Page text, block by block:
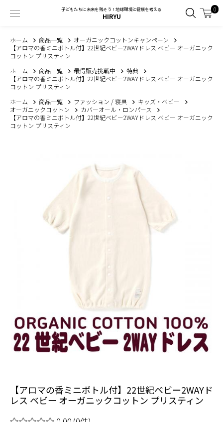
子どもたちに未来を残そう！地球環境と健康を考える
HIRYU
0
ホーム 商品一覧
オーガニックコットンキャンペーン
【アロマの香ミニボトル付】22世紀ベビー2WAYドレス ベビー オーガニック
コットン プリスティン
ホーム
商品一覧 最得販売挑戦中
特典
【アロマの香ミニボトル付】22世紀ベビー2WAYドレス ベビー オーガニック
コットン プリスティン
ホーム
商品一覧 ファッション / 寝具
キッズ・ベビー
オーガニックコットン
カバーオール・ロンパース
【アロマの香ミニボトル付】22世紀ベビー2WAYドレス ベビー オーガニック
コットン プリスティン
【アロマの香ミニボトル付】22世紀ベビー2WAYド
レス ベビー オーガニックコットン プリスティン